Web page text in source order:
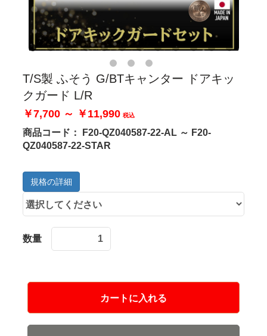
T/S製 ふそう G/BTキャンター ドアキッ
クガード L/R
￥7,700 ～ ￥11,990 税込
商品コード：
F20-QZ040587-22-AL ～ F20-
QZ040587-22-STAR
規格の詳細
数量
カートに入れる